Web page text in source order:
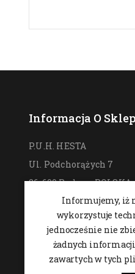
Informacja O
P.U.H. HESTA
Ul. Podchorążych 7
26-600 Radom,POLSKA
48 364 09 46
537-970-390
sklep@hesta.pl
Pon-Pt: 9-18; Sob: 9-14
Informujemy, iż
wykorzystuje
jednocześnie nie
żadnych
zawartych w tych